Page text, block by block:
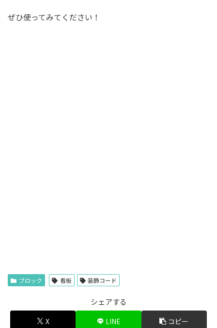
ぜひ使ってみてください！
ブロック 看板 装飾コード
シェアする
X LINE コピー